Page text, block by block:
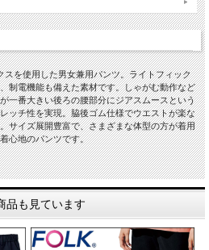
スを使用した男女兼用パンツ。ライトフィック
制電機能も備えた素材です。しゃがむ動作など
一番大きい後ろの腰部分にジアスムースという
ッチ性を実現。脇後ゴム仕様でウエストが楽な
サイズ展開豊富で、さまざまな体型の方が着用
心地のパンツです。
品も見ています